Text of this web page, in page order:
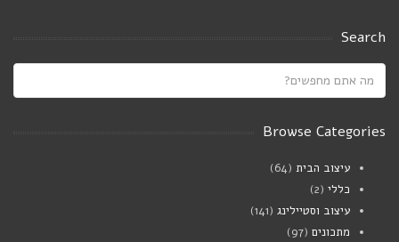
Saucy white beans on toast
מרק פטריות וגריסי פנינה
Search
Browse Categories
עיצוב הבית (64)
כללי (2)
עיצוב וסטיילינג (141)
מתכונים (97)